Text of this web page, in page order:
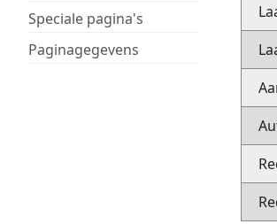
Speciale pagina's
Paginagegevens